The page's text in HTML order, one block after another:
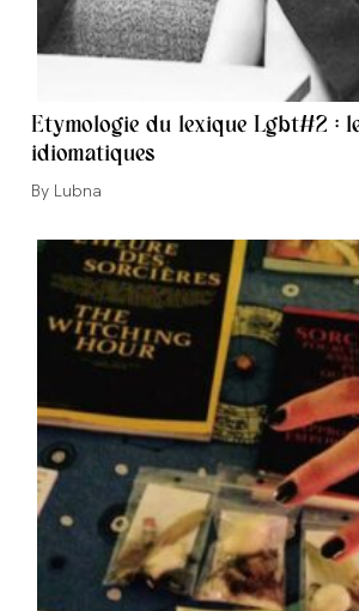
Etymologie du lexique Lgbt#2 :
idiomatiques
Auteur/autrice
la
publication :
Lubna